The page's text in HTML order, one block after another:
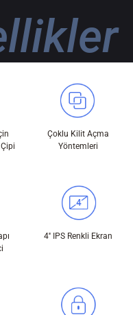
Çoklu Kilit Açma
Yöntemleri
4'' IPS Renkli Ekran